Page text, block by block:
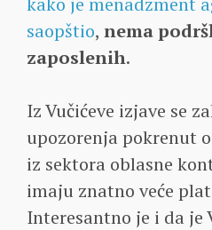
saopštio, nema
zaposlenih.
Iz Vučićeve izjave se
upozorenja pokrenut
iz sektora oblasne
imaju znatno veće
Interesantno je i da je